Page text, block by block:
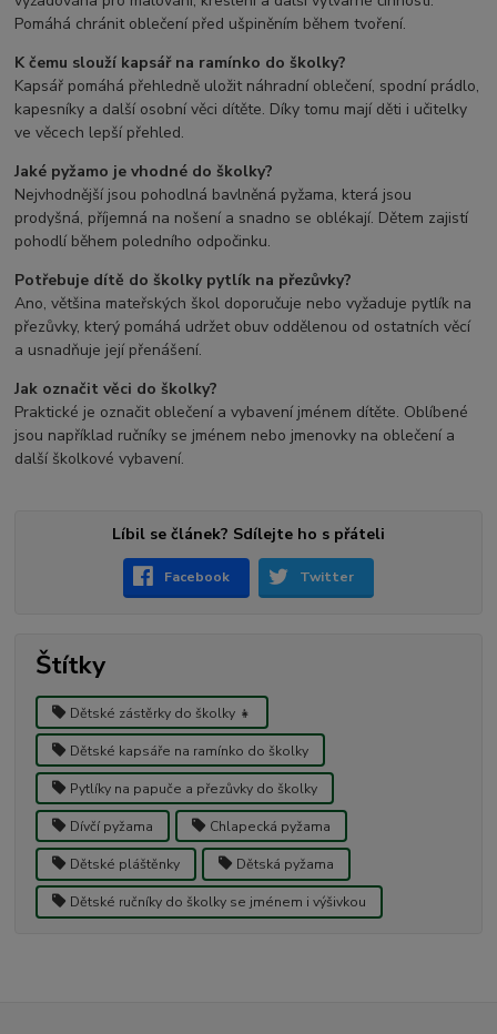
Pomáhá chránit oblečení před ušpiněním během tvoření.
K čemu slouží kapsář na ramínko do školky?
Kapsář pomáhá přehledně uložit náhradní oblečení, spodní prádlo,
kapesníky a další osobní věci dítěte. Díky tomu mají děti i učitelky
ve věcech lepší přehled.
Jaké pyžamo je vhodné do školky?
Nejvhodnější jsou pohodlná bavlněná pyžama, která jsou
prodyšná, příjemná na nošení a snadno se oblékají. Dětem zajistí
pohodlí během poledního odpočinku.
Potřebuje dítě do školky pytlík na přezůvky?
Ano, většina mateřských škol doporučuje nebo vyžaduje pytlík na
přezůvky, který pomáhá udržet obuv oddělenou od ostatních věcí
a usnadňuje její přenášení.
Jak označit věci do školky?
Praktické je označit oblečení a vybavení jménem dítěte. Oblíbené
jsou například ručníky se jménem nebo jmenovky na oblečení a
další školkové vybavení.
Líbil se článek? Sdílejte ho s přáteli
Facebook Twitter
Štítky
Dětské zástěrky do školky 👧
Dětské kapsáře na ramínko do školky
Pytlíky na papuče a přezůvky do školky
Dívčí pyžama Chlapecká pyžama
Dětské pláštěnky Dětská pyžama
Dětské ručníky do školky se jménem i výšivkou